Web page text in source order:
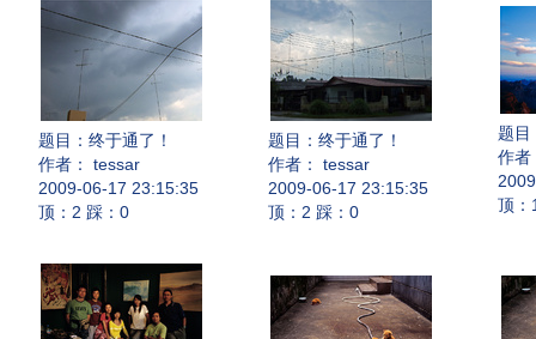
题目： 终于通了！
作者： tessar
2009-06-17 23:15:35
顶：2 踩：0
题目： 终于通了！
作者： tessar
2009-06-17 23:15:35
顶：2 踩：0
题目
作者
顶：